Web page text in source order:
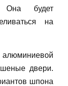
Она будет
на
двери.
шпона